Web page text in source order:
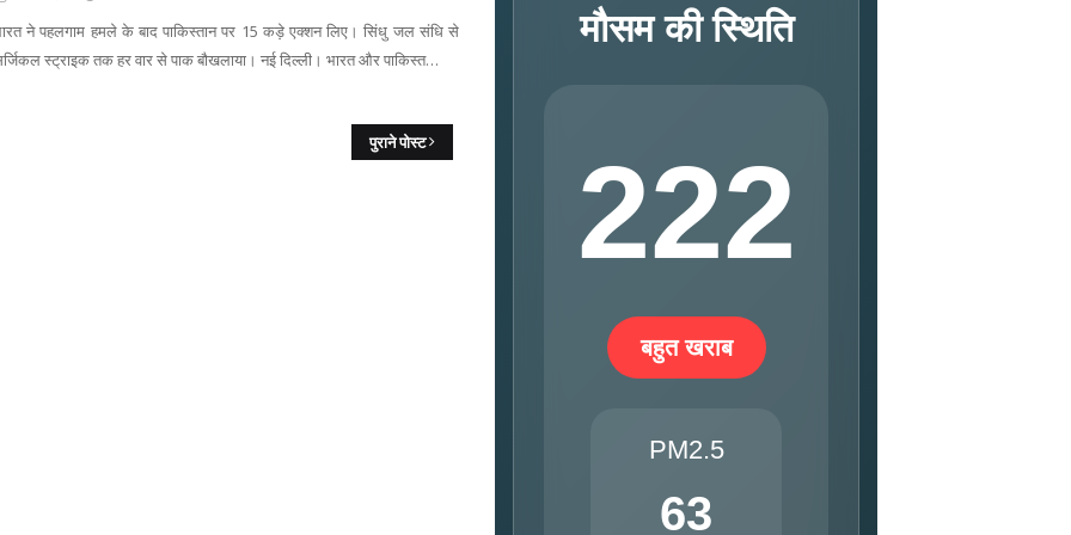
ने पहलगाम हमले के बाद पाकिस्तान पर 15 कड़े एक्शन लिए। सिंधु जल संधि से
स्ट्राइक तक हर वार से पाक बौखलाया। नई दिल्ली। भारत और पाकिस्त…
पुराने पोस्ट
मौसम की स्थिति
222
बहुत खराब
PM2.5
63